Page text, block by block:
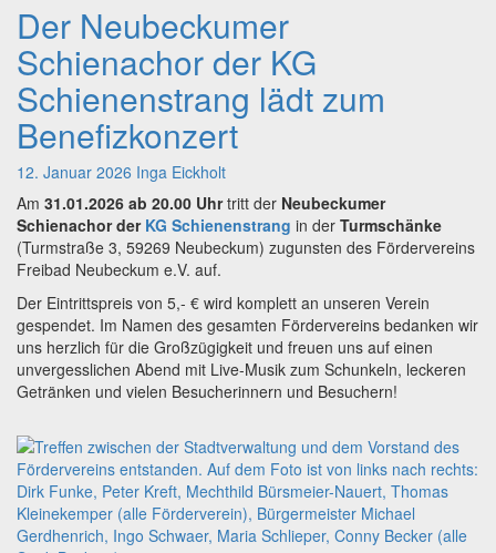
Der
Neubeckumer
Schienachor
der
KG
Schienenstrang
lädt
zum
Benefizkonzert
Der Neubeckumer
Schienachor der KG
Schienenstrang lädt zum
Benefizkonzert
12. Januar 2026 Inga Eickholt
Am 31.01.2026 ab 20.00 Uhrtritt der Neubeckumer
Schienachor der KG Schienenstrang in der Turmschänke
(Turmstraße 3, 59269 Neubeckum) zugunsten des Fördervereins
Freibad Neubeckum e.V. auf.
Der Eintrittspreis von 5,- € wird komplett an unseren Verein
gespendet. Im Namen des gesamten Fördervereins bedanken wir
uns herzlich für die Großzügigkeit und freuen uns auf einen
unvergesslichen Abend mit Live-Musik zum Schunkeln, leckeren
Getränken und vielen Besucherinnern und Besuchern!